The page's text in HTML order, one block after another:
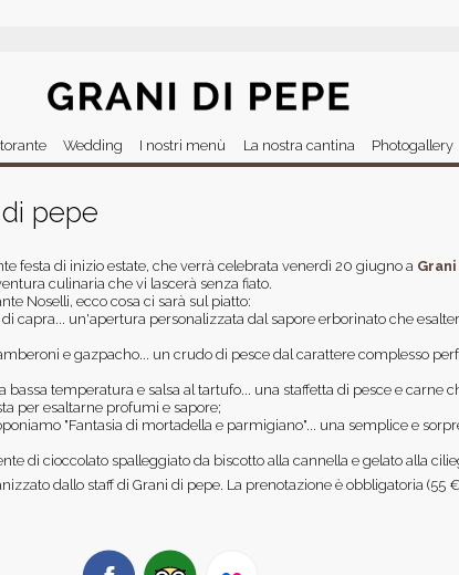
Wedding I nostri menù La nostra cantina Photogallery
pepe
festa di inizio estate, che verrà celebrata venerdì 20 giugno a
culinaria che vi lascerà senza fiato.
Noselli, ecco cosa ci sarà sul piatto:
capra... un'apertura personalizzata dal sapore erborinato che
e gazpacho... un crudo di pesce dal carattere complesso
temperatura e salsa al tartufo... una staffetta di pesce e carne
per esaltarne profumi e sapore;
"Fantasia di mortadella e parmigiano"... una semplice e
di cioccolato spalleggiato da biscotto alla cannella e gelato alla
dallo staff di Grani di pepe. La prenotazione è obbligatoria (55